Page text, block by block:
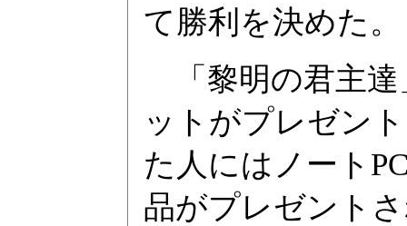
て勝利を決めた。
「黎明の君主達
ットがプレゼン
た人にはノート
品がプレゼント